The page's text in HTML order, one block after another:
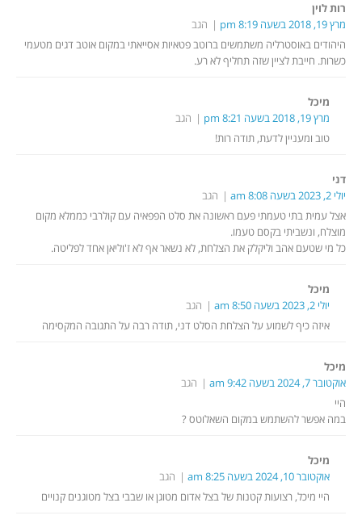
רות לוין
מרץ 19, 2018 בשעה 8:19 pm
הגב
היהודים באוסטרליה משתמשים ברוטב פטאיות אסייאתי במקום אוטב דגים מטעמי
כשרות. חייבת לציין שזה תחליף לא רע.
מיכל
מרץ 19, 2018 בשעה 8:21 pm
הגב
טוב ומעניין לדעת, תודה רות!
דני
יולי 2, 2023 בשעה 8:08 am
הגב
אצל עמית בתי טעמתי פעם ראשונה את סלט הפפאיה עם קולרבי כממלא מקום
מוצלח, ונשביתי בקסם טעמו.
כל מי שטעם אהב וליקלק את הצלחת, לא נשאר אף לא ז'וליאן אחד לפליטה.
מיכל
יולי 2, 2023 בשעה 8:50 am
הגב
איזה כיף לשמוע על הצלחת הסלט דני, תודה רבה על התגובה המקסימה
מיכל
אוקטובר 7, 2024 בשעה 9:42 am
הגב
היי
במה אפשר להשתמש במקום השאלוטס ?
מיכל
אוקטובר 10, 2024 בשעה 8:25 am
הגב
היי מיכל, רצועות קטנות של בצל אדום מטוגן או שבבי בצל מטוגנים קנויים